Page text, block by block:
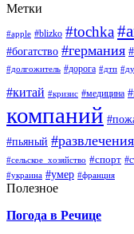
Метки
#apple #blizko #tochka
#богатство #германия
#долгожитель #дорога #дтп
#китай #кризис #медицина
компаний
#пьяный #развлечения
#сельское_хозяйство #спорт
#украина #умер #франция
Полезное
Погода в Речице